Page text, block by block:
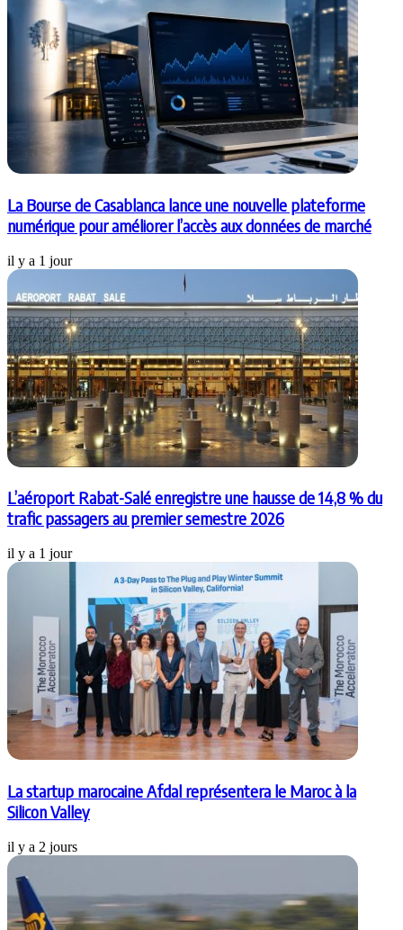
La Bourse de Casablanca lance une nouvelle plateforme
numérique pour améliorer l’accès aux données de marché
il y a 1 jour
L’aéroport Rabat-Salé enregistre une hausse de 14,8 % du
trafic passagers au premier semestre 2026
il y a 1 jour
La startup marocaine Afdal représentera le Maroc à la
Silicon Valley
il y a 2 jours